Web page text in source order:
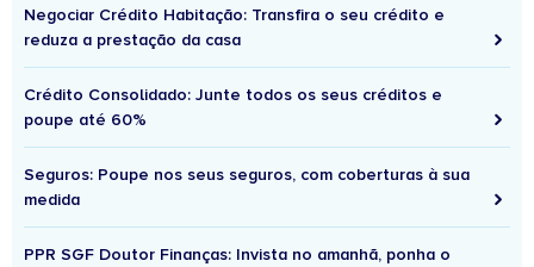
Negociar Crédito Habitação: Transfira o seu crédito e
reduza a prestação da casa
Crédito Consolidado: Junte todos os seus créditos e
poupe até 60%
Seguros: Poupe nos seus seguros, com coberturas à sua
medida
PPR SGF Doutor Finanças: Invista no amanhã, ponha o